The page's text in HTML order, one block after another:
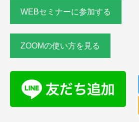
WEBセミナーに参加する
ZOOMの使い方を見る